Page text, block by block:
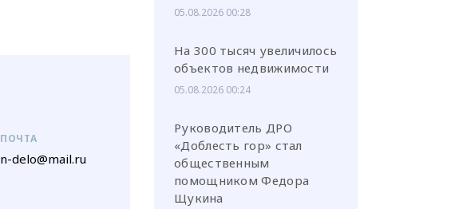
ПОЧТА
n-delo@mail.ru
05.08.2026 00:28
На 300 тысяч увеличилось
объектов недвижимости
05.08.2026 00:24
Руководитель ДРО
«Доблесть гор» стал
общественным
помощником Федора
Щукина